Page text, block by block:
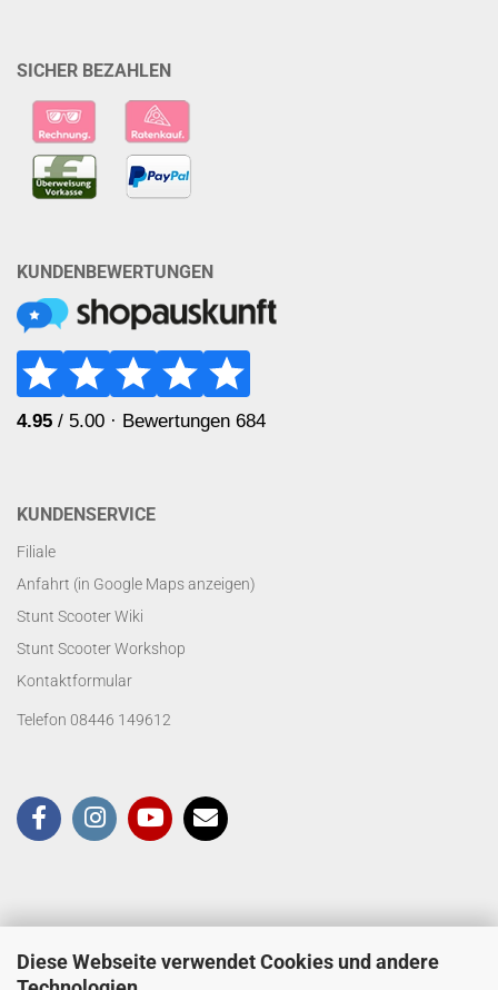
Diese Webseite verwendet Cookies und andere
SICHER BEZAHLEN
KUNDENBEWERTUNGEN
KUNDENSERVICE
Filiale
Anfahrt (in Google Maps anzeigen)
Stunt Scooter Wiki
Stunt Scooter Workshop
Kontaktformular
Telefon 08446 149612